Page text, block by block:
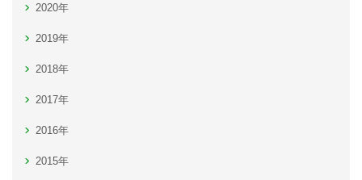
2020年
2019年
2018年
2017年
2016年
2015年